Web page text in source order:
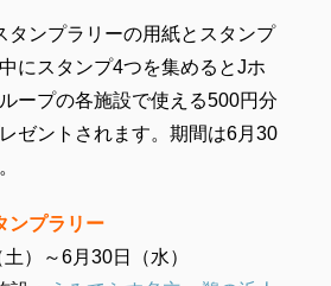
タンプラリーの用紙とスタンプ
にスタンプ4つを集めるとJホ
ープの各施設で使える500円分
ゼントされます。期間は6月30
ンプラリー
）～6月30日（水）